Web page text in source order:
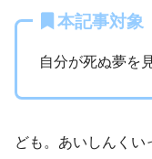
本記事対象
自分が死ぬ夢を
ども。あいしんくい